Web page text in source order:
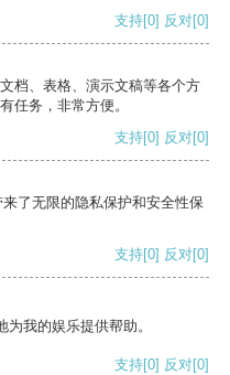
支持[0] 反对[0]
档、表格、演示文稿等各个方
任务，非常方便。
支持[0] 反对[0]
了无限的隐私保护和安全性保
支持[0] 反对[0]
我的娱乐提供帮助。
支持[0] 反对[0]